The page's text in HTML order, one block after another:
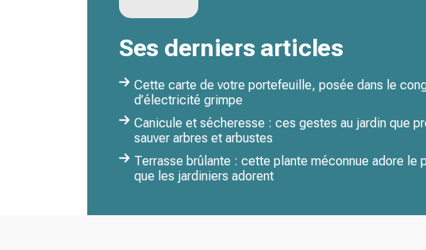
Ses derniers articles
Cette carte de votre portefeuille, posée dans le
d’électricité grimpe
Canicule et sécheresse : ces gestes au jardin que
sauver arbres et arbustes
Terrasse brûlante : cette plante méconnue adore le
que les jardiniers adorent